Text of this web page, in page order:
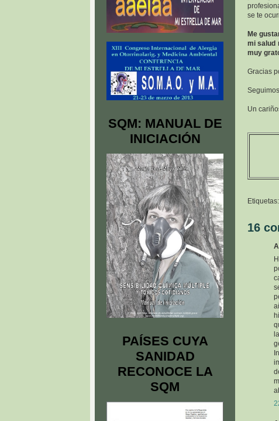
se te
Me
mi salud
muy
Gracias
Un
Etiquetas:
16
SQM: MANUAL DE
INICIACIÓN
PAÍSES CUYA
SANIDAD
RECONOCE LA
SQM